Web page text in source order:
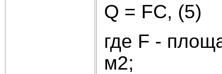
Q = FC, (5)
где F -
м2;